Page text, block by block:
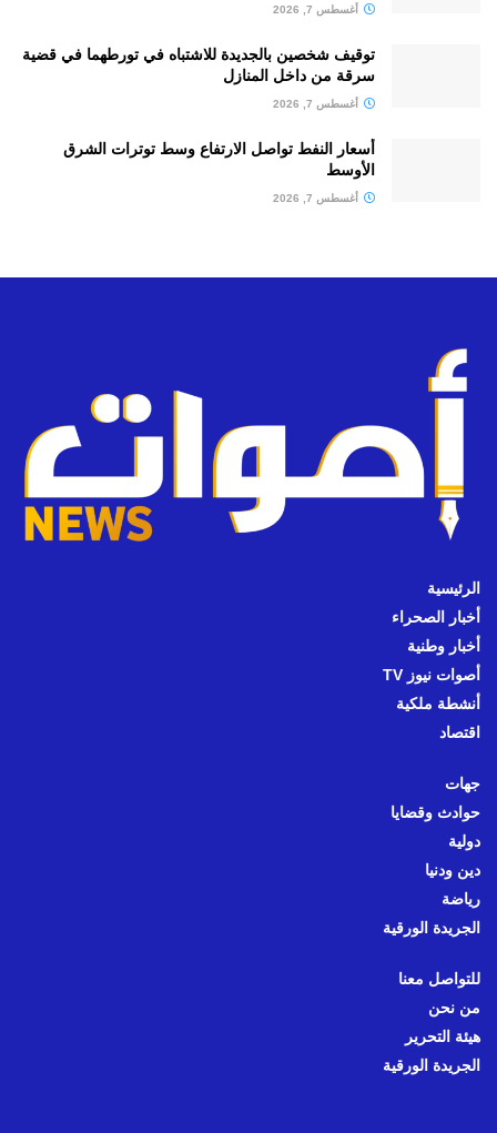
أغسطس 7, 2026
توقيف شخصين بالجديدة للاشتباه في تورطهما في قضية
سرقة من داخل المنازل
أغسطس 7, 2026
أسعار النفط تواصل الارتفاع وسط توترات الشرق
الأوسط
أغسطس 7, 2026
الرئيسية
أخبار الصحراء
أخبار وطنية
أصوات نيوز TV
أنشطة ملكية
اقتصاد
جهات
حوادث وقضايا
دولية
دين ودنيا
رياضة
الجريدة الورقية
للتواصل معنا
من نحن
هيئة التحرير
الجريدة الورقية